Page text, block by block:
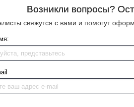
Возникли вопросы?
свяжутся с вами и помогут